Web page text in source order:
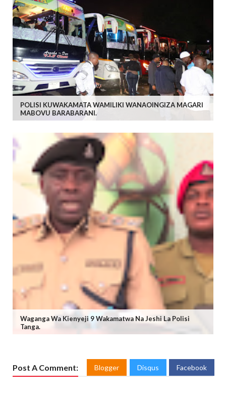
POLISI KUWAKAMATA WAMILIKI WANAOINGIZA MAGARI
MABOVU BARABARANI.
Waganga Wa Kienyeji 9 Wakamatwa Na Jeshi La Polisi
Tanga.
Post A Comment: Blogger Disqus Facebook